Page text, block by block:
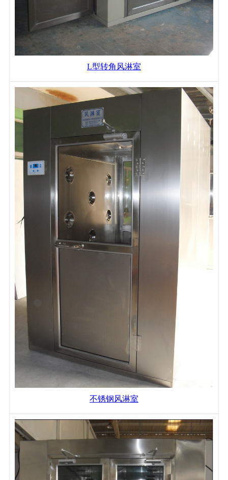
L型转角风淋室
不锈钢风淋室